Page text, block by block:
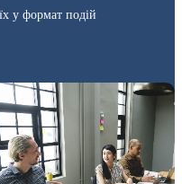
у формат подій